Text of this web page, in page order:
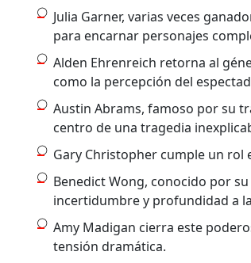
Julia Garner, varias veces
para encarnar personajes
Alden Ehrenreich retorna al
como la percepción del
Austin Abrams, famoso por su
centro de una tragedia
Gary Christopher cumple un rol
Benedict Wong, conocido por
incertidumbre y profundidad a
​​​​​​​Amy Madigan cierra este
tensión dramática.